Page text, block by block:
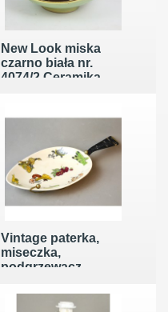
New Look miska
czarno biała nr.
4074/2 Ceramika
Vintage paterka,
miseczka,
podgrzewacz
- brak sygnatury .